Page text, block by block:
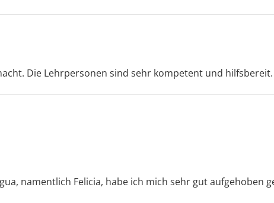
Die Lehrpersonen sind sehr kompetent und hilfsbereit.
namentlich Felicia, habe ich mich sehr gut aufgehoben